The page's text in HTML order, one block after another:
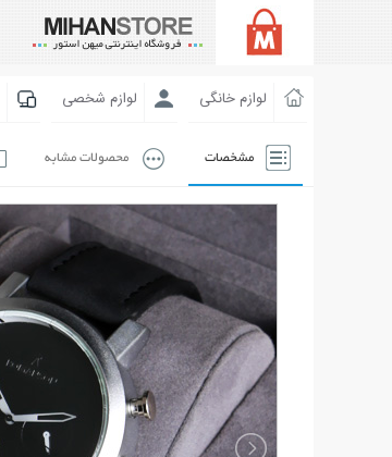
لوازم خانگی لوازم شخصی
مشخصات محصولات مشابه